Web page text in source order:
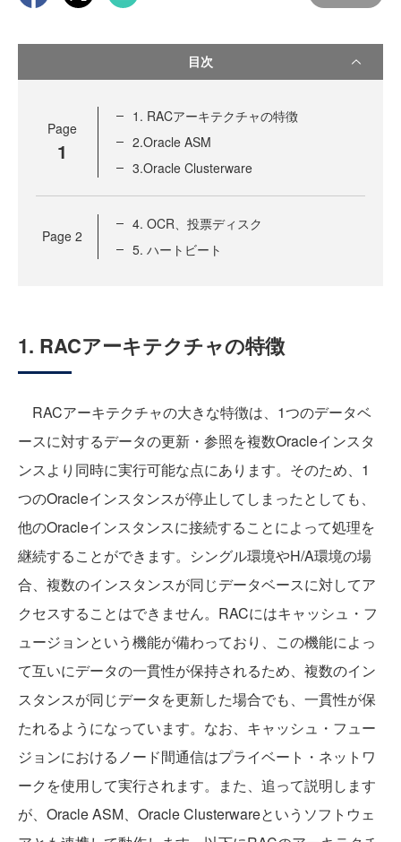
目次
Page
1
1. RACアーキテクチャの特徴
2.Oracle ASM
3.Oracle Clusterware
Page 2
4. OCR、投票ディスク
5. ハートビート
1. RACアーキテクチャの特徴
RACアーキテクチャの大きな特徴は、1つのデータベ
ースに対するデータの更新・参照を複数Oracleインスタ
ンスより同時に実行可能な点にあります。そのため、1
つのOracleインスタンスが停止してしまったとしても、
他のOracleインスタンスに接続することによって処理を
継続することができます。シングル環境やH/A環境の場
合、複数のインスタンスが同じデータベースに対してア
クセスすることはできません。RACにはキャッシュ・フ
ュージョンという機能が備わっており、この機能によっ
て互いにデータの一貫性が保持されるため、複数のイン
スタンスが同じデータを更新した場合でも、一貫性が保
たれるようになっています。なお、キャッシュ・フュー
ジョンにおけるノード間通信はプライベート・ネットワ
ークを使用して実行されます。また、追って説明します
が、Oracle ASM、Oracle Clusterwareというソフトウェ